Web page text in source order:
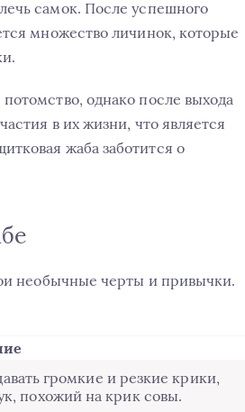
самок. После успешного
множество личинок, которые
однако после выхода
в их жизни, что является
жаба заботится о
необычные черты и привычки.
громкие и резкие крики,
похожий на крик совы.